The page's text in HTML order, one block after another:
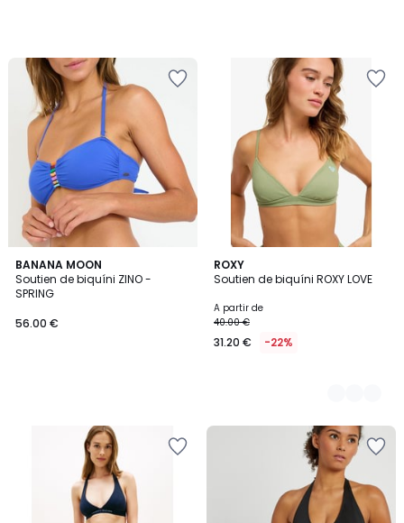
BANANA MOON
Soutien de biquíni ZINO -
SPRING
56.00 €
ROXY
Soutien de biquíni ROXY LOVE
A partir de
40.00 €
31.20 € -22%
2
Cores